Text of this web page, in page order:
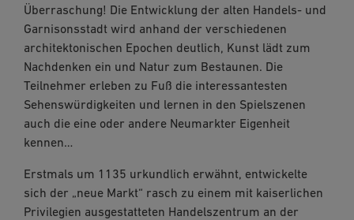
Überraschung! Die Entwicklung der alten Handels- und
Garnisonsstadt wird anhand der verschiedenen
architektonischen Epochen deutlich, Kunst lädt zum
Nachdenken ein und Natur zum Bestaunen. Die
Teilnehmer erleben zu Fuß die interessantesten
Sehenswürdigkeiten und lernen in den Spielszenen
auch die eine oder andere Neumarkter Eigenheit
kennen…
Erstmals um 1135 urkundlich erwähnt, entwickelte
sich der „neue Markt“ rasch zu einem mit kaiserlichen
Privilegien ausgestatteten Handelszentrum an der